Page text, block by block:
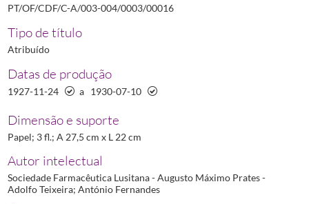
PT/OF/CDF/C-A/003-004/0003/00016
Tipo de título
Atribuído
Datas de produção
1927-11-24 a 1930-07-10
Dimensão e suporte
Papel; 3 fl.; A 27,5 cm x L 22 cm
Autor intelectual
Sociedade Farmacêutica Lusitana - Augusto Máximo Prates -
Adolfo Teixeira; António Fernandes